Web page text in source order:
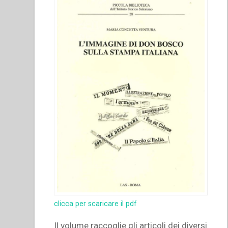
clicca per scaricare il pdf
Il volume raccoglie gli articoli dei diversi